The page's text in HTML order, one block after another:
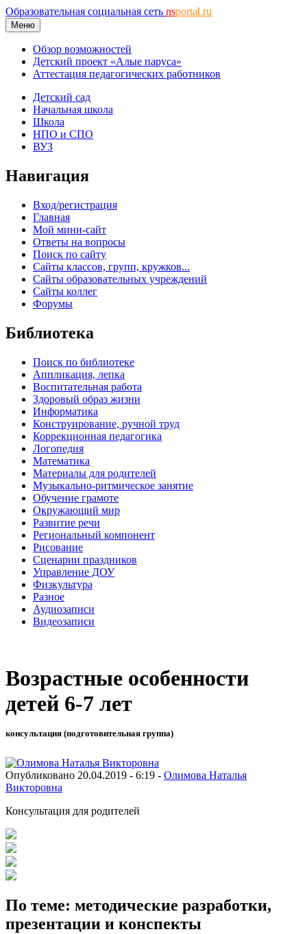
Образовательная социальная сеть nsportal.ru
Меню
Обзор возможностей
Детский проект «Алые паруса»
Аттестация педагогических работников
Детский сад
Начальная школа
Школа
НПО и СПО
ВУЗ
Навигация
Вход/регистрация
Главная
Мой мини-сайт
Ответы на вопросы
Поиск по сайту
Сайты классов, групп, кружков...
Сайты образовательных учреждений
Сайты коллег
Форумы
Библиотека
Поиск по библиотеке
Аппликация, лепка
Воспитательная работа
Здоровый образ жизни
Информатика
Конструирование, ручной труд
Коррекционная педагогика
Логопедия
Математика
Материалы для родителей
Музыкально-ритмическое занятие
Обучение грамоте
Окружающий мир
Развитие речи
Региональный компонент
Рисование
Сценарии праздников
Управление ДОУ
Физкультура
Разное
Аудиозаписи
Видеозаписи
Возрастные особенности
детей 6-7 лет
консультация (подготовительная группа)
Опубликовано 20.04.2019 - 6:19 - Олимова Наталья
Викторовна
Консультация для родителей
По теме: методические разработки,
презентации и конспекты